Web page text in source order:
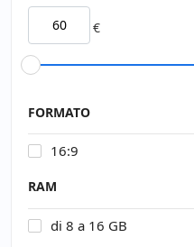
€
FORMATO
16:9
RAM
di 8 a 16 GB